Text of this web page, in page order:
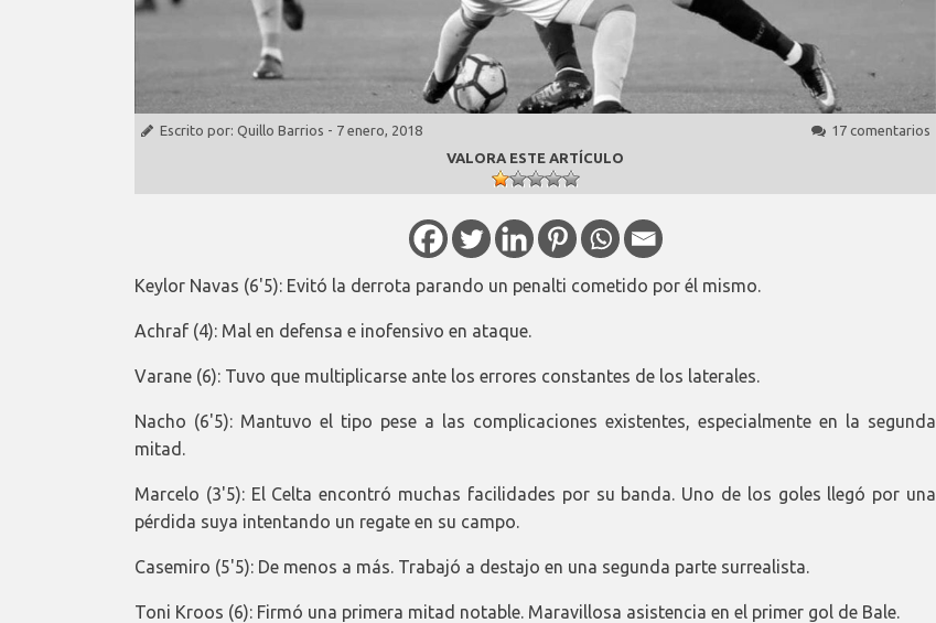
Escrito por: Quillo Barrios - 7 enero, 2018
17 comentarios
VALORA ESTE ARTÍCULO
Keylor Navas (6'5): Evitó la derrota parando un penalti cometido por él mismo.
Achraf (4): Mal en defensa e inofensivo en ataque.
Varane (6): Tuvo que multiplicarse ante los errores constantes de los laterales.
Nacho (6'5): Mantuvo el tipo pese a las complicaciones existentes, especialmente en la segunda
mitad.
Marcelo (3'5): El Celta encontró muchas facilidades por su banda. Uno de los goles llegó por una
pérdida suya intentando un regate en su campo.
Casemiro (5'5): De menos a más. Trabajó a destajo en una segunda parte surrealista.
Toni Kroos (6): Firmó una primera mitad notable. Maravillosa asistencia en el primer gol de Bale.